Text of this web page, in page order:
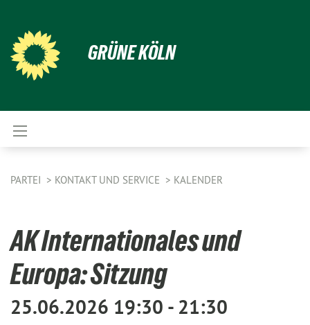
GRÜNE KÖLN
PARTEI KONTAKT UND SERVICE KALENDER
AK Internationales und
Europa: Sitzung
25.06.2026 19:30 - 21:30